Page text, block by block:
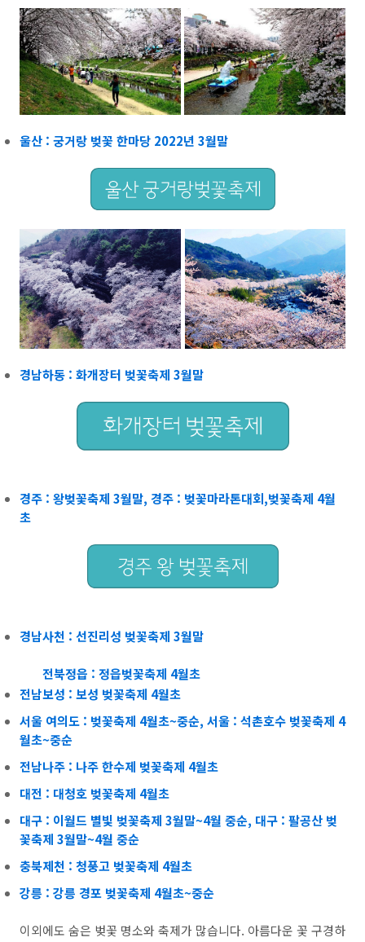
울산 : 궁거랑 벚꽃 한마당 2022년 3월말
경남하동 : 화개장터 벚꽃축제 3월말
경주 : 왕벚꽃축제 3월말, 경주 : 벚꽃마라톤대회,벚꽃축제 4월
초
경남사천 : 선진리성 벚꽃축제 3월말
전북정읍 : 정읍벚꽃축제 4월초
전남보성 : 보성 벚꽃축제 4월초
서울 여의도 : 벚꽃축제 4월초~중순, 서울 : 석촌호수 벚꽃축제 4
월초~중순
전남나주 : 나주 한수제 벚꽃축제 4월초
대전 : 대청호 벚꽃축제 4월초
대구 : 이월드 별빛 벚꽃축제 3월말~4월 중순, 대구 : 팔공산 벚
꽃축제 3월말~4월 중순
충북제천 : 청풍고 벚꽃축제 4월초
강릉 : 강릉 경포 벚꽃축제 4월초~중순
이외에도 숨은 벚꽃 명소와 축제가 많습니다. 아름다운 꽃 구경하